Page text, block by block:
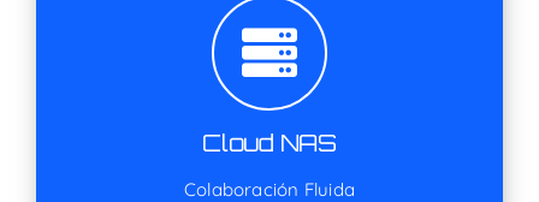
Cloud NAS
Colaboración Fluida